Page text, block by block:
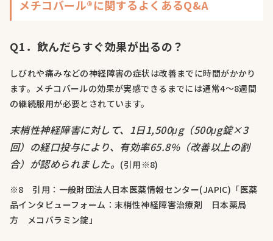
メチコバール®に関するよくあるQ&A
Q1．飲んだらすぐ効果が出るの？
しびれや痛みなどの神経障害の症状は改善までに時間がかかり
ます。メチコバールの効果が実感できるまでには通常4〜8週間
の継続服用が必要とされています。
末梢性神経障害に対して、1日1,500μg（500μg錠×3
回）の経口投与により、有効率65.8%（改善以上の割
合）が認められました。 (引用※8)
※8 引用：一般財団法人日本医薬情報センター(JAPIC)「医薬
品インタビューフォーム：末梢性神経障害治療剤 日本薬局
方 メコバラミン錠」